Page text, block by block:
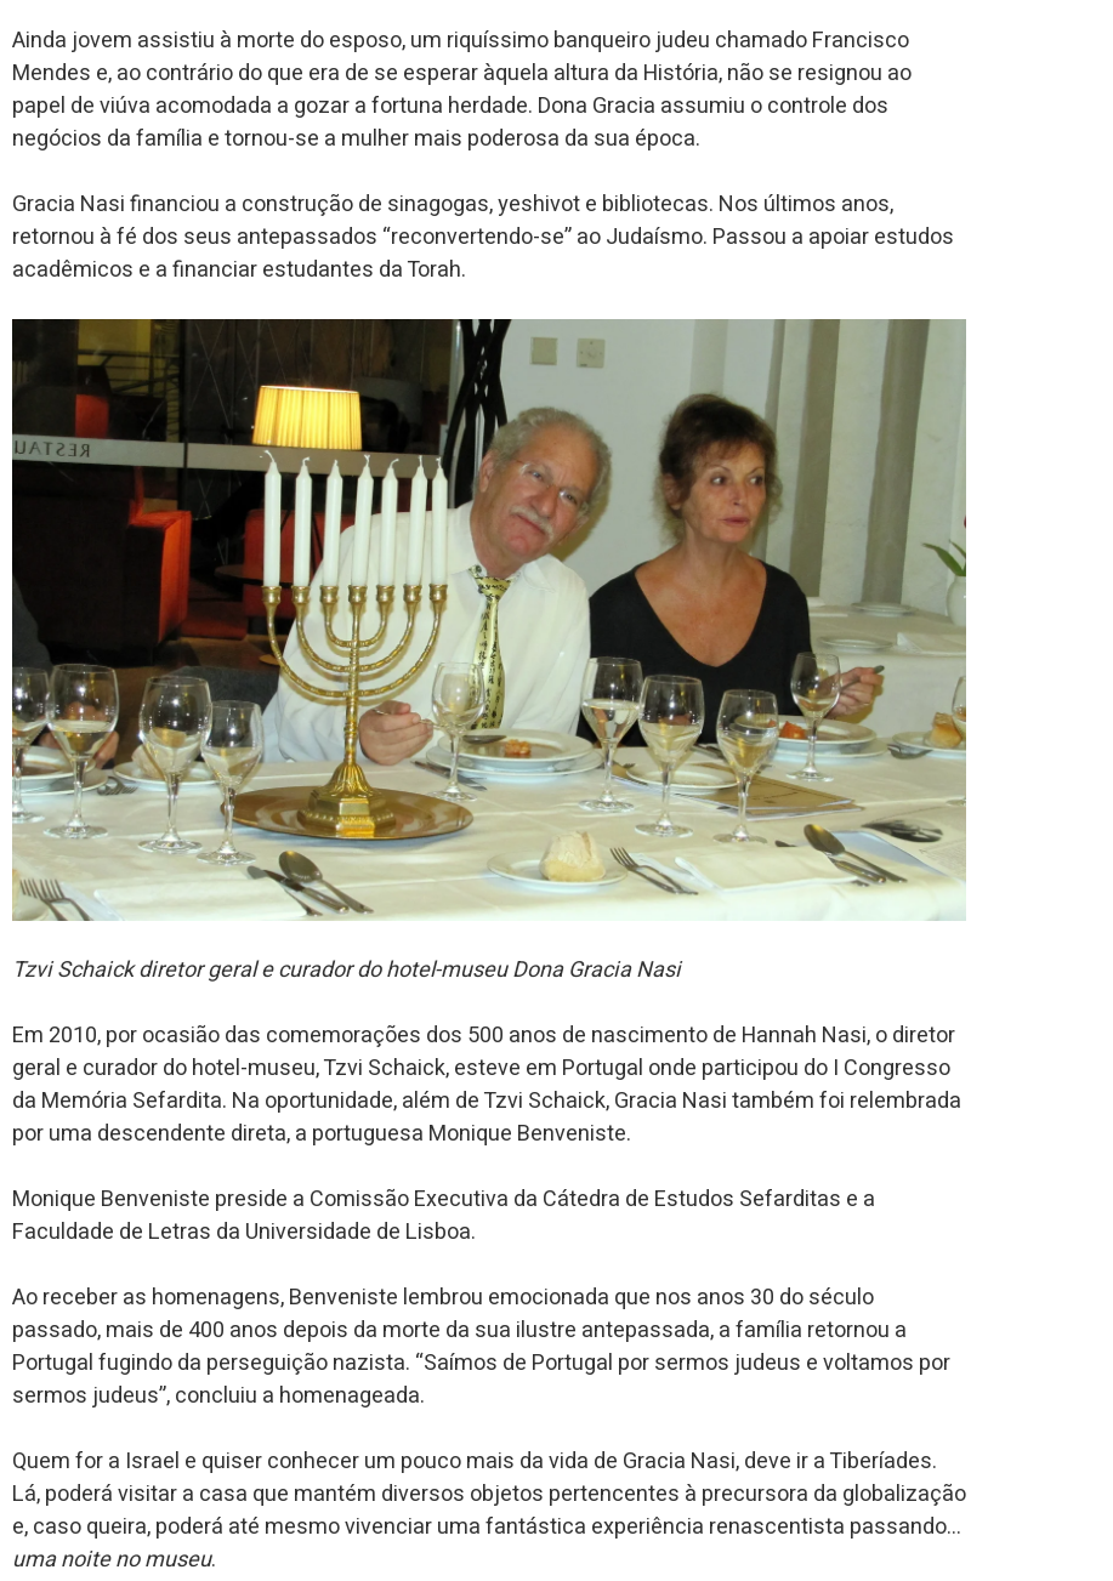
Ainda jovem assistiu à morte do esposo, um riquíssimo banqueiro judeu chamado Francisco
Mendes e, ao contrário do que era de se esperar àquela altura da História, não se resignou ao
papel de viúva acomodada a gozar a fortuna herdade. Dona Gracia assumiu o controle dos
negócios da família e tornou-se a mulher mais poderosa da sua época.
Gracia Nasi financiou a construção de sinagogas, yeshivot e bibliotecas. Nos últimos anos,
retornou à fé dos seus antepassados “reconvertendo-se” ao Judaísmo. Passou a apoiar estudos
acadêmicos e a financiar estudantes da Torah.
Tzvi Schaick diretor geral e curador do hotel-museu Dona Gracia Nasi
Em 2010, por ocasião das comemorações dos 500 anos de nascimento de Hannah Nasi, o diretor
geral e curador do hotel-museu, Tzvi Schaick, esteve em Portugal onde participou do I Congresso
da Memória Sefardita. Na oportunidade, além de Tzvi Schaick, Gracia Nasi também foi relembrada
por uma descendente direta, a portuguesa Monique Benveniste.
Monique Benveniste preside a Comissão Executiva da Cátedra de Estudos Sefarditas e a
Faculdade de Letras da Universidade de Lisboa.
Ao receber as homenagens, Benveniste lembrou emocionada que nos anos 30 do século
passado, mais de 400 anos depois da morte da sua ilustre antepassada, a família retornou a
Portugal fugindo da perseguição nazista. “Saímos de Portugal por sermos judeus e voltamos por
sermos judeus”, concluiu a homenageada.
Quem for a Israel e quiser conhecer um pouco mais da vida de Gracia Nasi, deve ir a Tiberíades.
Lá, poderá visitar a casa que mantém diversos objetos pertencentes à precursora da globalização
e, caso queira, poderá até mesmo vivenciar uma fantástica experiência renascentista passando…
uma noite no museu.